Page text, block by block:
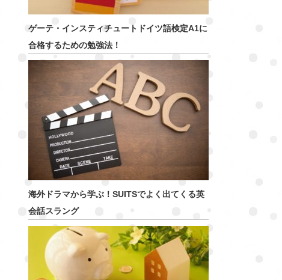
ゲーテ・インスティチュートドイツ語検定A1に
合格するための勉強法！
海外ドラマから学ぶ！SUITSでよく出てくる英
会話スラング